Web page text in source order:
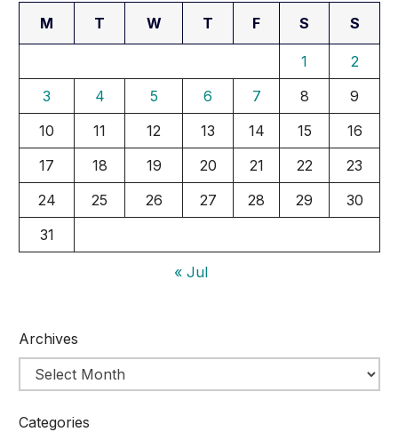
M T W T F S S
1
2
3
4 5 6 7 8
9
10
11 12 13 14 15
16
17
18 19 20 21 22
23
24
25 26 27 28 29
30
31
« Jul
Archives
Categories